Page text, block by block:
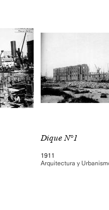
Dique N°1
1911
Arquitectura y